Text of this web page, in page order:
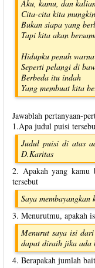
Aku, kamu, dan
Cita-cita kita
Bukan siapa yang
Tapi kita akan
Hidupku penuh warna
Seperti pelangi di
Berbeda itu indah
Yang membuat kita
Jawablah pertanyaan-
1.Apa judul puisi
Judul puisi di atas
D.Karitas
2. Apakah yang kamu
tersebut
Saya membayangkan
3. Menurutmu, apakah
Menurut saya isi
dapat diraih jika ada
4. Berapakah jumlah